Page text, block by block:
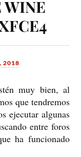
WINE
2018
muy bien, al
que tendremos
ejecutar algunas
entre foros
ha funcionado